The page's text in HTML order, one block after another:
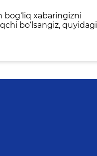
bog‘liq xabaringizni
bo‘lsangiz, quyidagi